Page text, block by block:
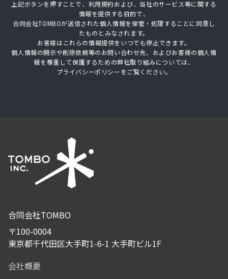
上記ボタンを押すことで、利用規約および、当社のサービス等に関する
情報を提供する目的で、
合同会社TOMBOが送信された個人情報を保管・処理することに同意し
たものとみなされます。
お客様はこれらの情報提供をいつでも停止できます。
個人情報の開示や削除依頼等のお問い合わせ先、およびお客様の個人情
報を尊重して保護するための弊社取り組みについては、
プライバシーポリシーをご覧ください。
合同会社TOMBO
〒100-0004
東京都千代田区大手町1-6-1 大手町ビル1F
会社概要